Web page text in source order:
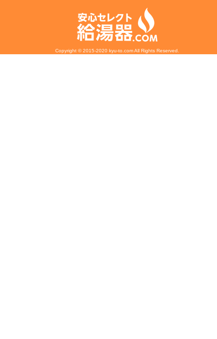
Copyright © 2015-2020 kyu-to.com All Rights Reserved.